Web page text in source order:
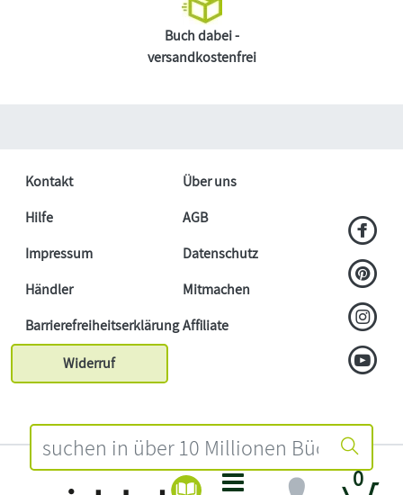
0
Buch dabei -
versandkostenfrei
Kontakt
Über uns
Hilfe
AGB
Impressum
Datenschutz
Händler
Mitmachen
BarrierefreiheitserklärungAffiliate
Widerruf